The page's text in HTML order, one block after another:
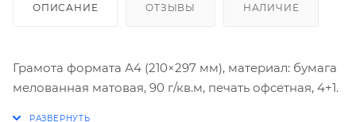
ОПИСАНИЕ ОТЗЫВЫ НАЛИЧИЕ
Грамота формата А4 (210×297 мм), материал: бумага
мелованная матовая, 90 г/кв.м, печать офсетная, 4+1.